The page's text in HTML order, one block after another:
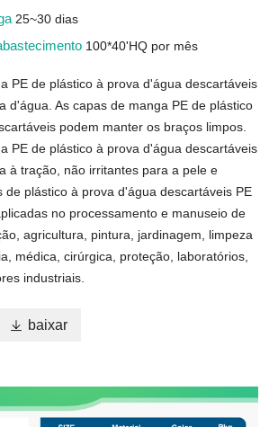
25~30 dias
100*40'HQ por mês
PE de plástico à prova d'água descartáveis
d'água. As capas de manga PE de plástico
​​podem manter os braços limpos.
PE de plástico à prova d'água descartáveis
à tração, não irritantes para a pele e
de plástico à prova d'água descartáveis ​​PE
no processamento e manuseio de
agricultura, pintura, jardinagem, limpeza
médica, cirúrgica, proteção, laboratórios,
industriais.
 baixar